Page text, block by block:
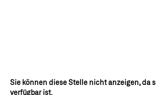
Sie können diese Stelle nicht anzeigen, da
verfügbar ist.